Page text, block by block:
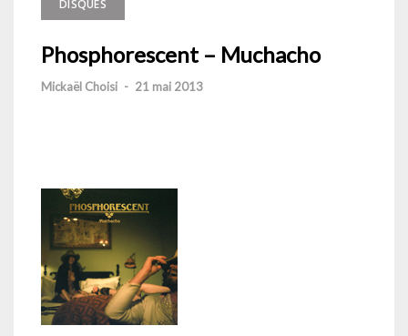
DISQUES
Phosphorescent – Muchacho
Mickaël Choisi - 21 mai 2013